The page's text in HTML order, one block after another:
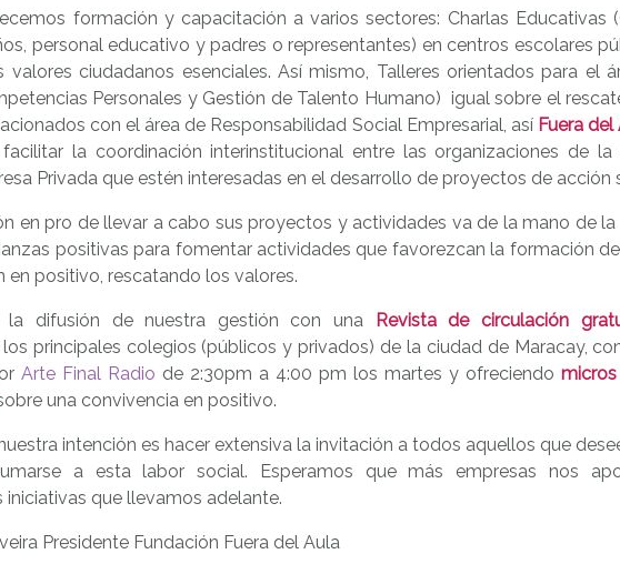
formación y capacitación a varios sectores: Charlas Educativas
personal educativo y padres o representantes) en centros escolares
valores ciudadanos esenciales. Así mismo, Talleres orientados para el
Personales y Gestión de Talento Humano) igual sobre el
con el área de Responsabilidad Social Empresarial, así Fuera del
la coordinación interinstitucional entre las organizaciones de
Privada que estén interesadas en el desarrollo de proyectos de acción
en pro de llevar a cabo sus proyectos y actividades va de la mano de la
positivas para fomentar actividades que favorezcan la formación
en positivo, rescatando los valores.
la difusión de nuestra gestión con una Revista de circulación
principales colegios (públicos y privados) de la ciudad de Maracay,
Arte Final Radio de 2:30pm a 4:00 pm los martes y ofreciendo
una convivencia en positivo.
intención es hacer extensiva la invitación a todos aquellos que
a esta labor social. Esperamos que más empresas nos
iniciativas que llevamos adelante.
Presidente Fundación Fuera del Aula